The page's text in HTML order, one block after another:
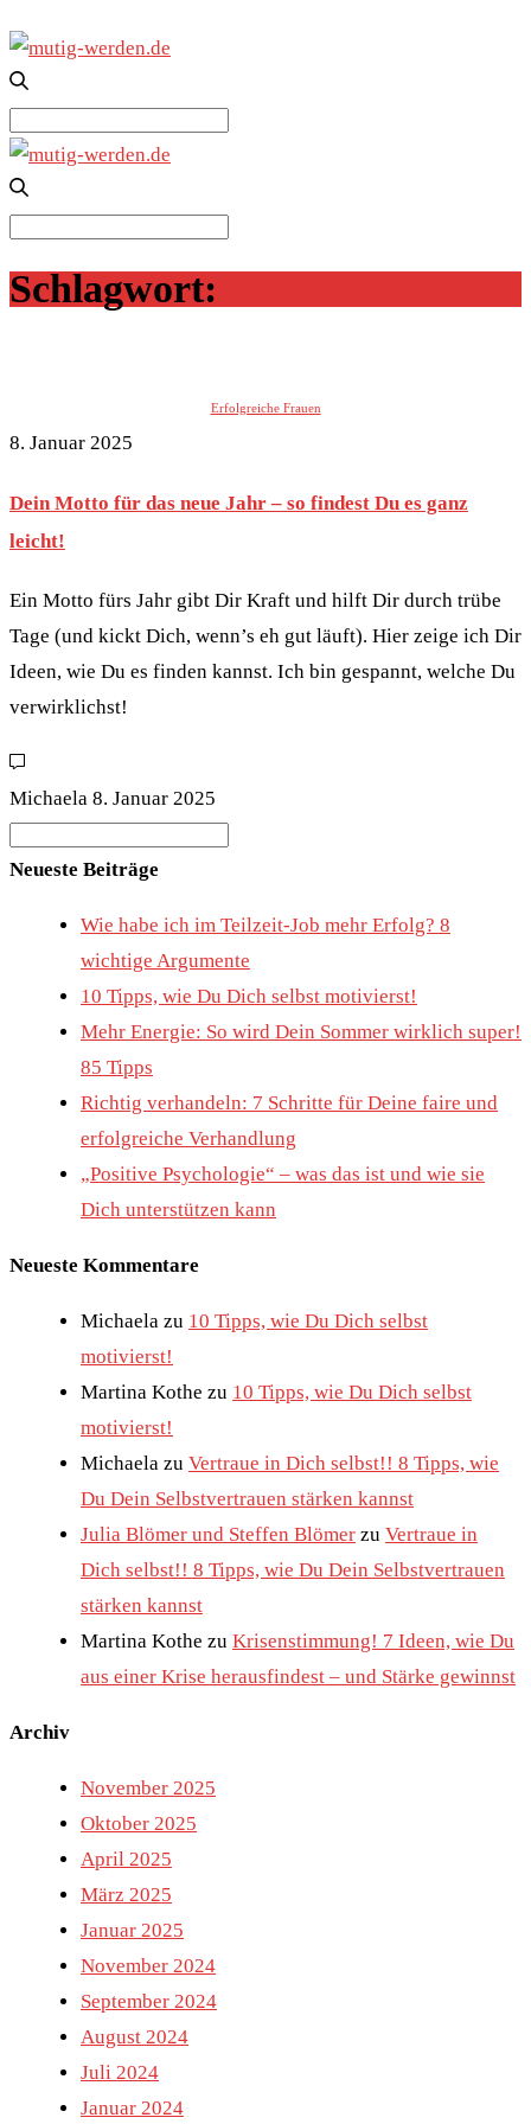
for:
Schlagwort:
Erfolgreiche Frauen
8. Januar 2025
Dein Motto für das neue Jahr – so findest Du es ganz
leicht!
Ein Motto fürs Jahr gibt Dir Kraft und hilft Dir durch trübe
Tage (und kickt Dich, wenn’s eh gut läuft). Hier zeige ich Dir
Ideen, wie Du es finden kannst. Ich bin gespannt, welche Du
verwirklichst!
Michaela 8. Januar 2025
for:
Neueste Beiträge
Wie habe ich im Teilzeit-Job mehr Erfolg? 8
wichtige Argumente
10 Tipps, wie Du Dich selbst motivierst!
Mehr Energie: So wird Dein Sommer wirklich super!
85 Tipps
Richtig verhandeln: 7 Schritte für Deine faire und
erfolgreiche Verhandlung
„Positive Psychologie“ – was das ist und wie sie
Dich unterstützen kann
Neueste Kommentare
Michaela zu 10 Tipps, wie Du Dich selbst
motivierst!
Martina Kothe zu 10 Tipps, wie Du Dich selbst
motivierst!
Michaela zu Vertraue in Dich selbst!! 8 Tipps, wie
Du Dein Selbstvertrauen stärken kannst
Julia Blömer und Steffen Blömer zu Vertraue in
Dich selbst!! 8 Tipps, wie Du Dein Selbstvertrauen
stärken kannst
Martina Kothe zu Krisenstimmung! 7 Ideen, wie Du
aus einer Krise herausfindest – und Stärke gewinnst
Archiv
November 2025
Oktober 2025
April 2025
März 2025
Januar 2025
November 2024
September 2024
August 2024
Juli 2024
Januar 2024